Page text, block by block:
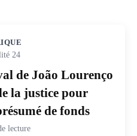
24
de João Lourenço
la justice pour
de fonds
lecture